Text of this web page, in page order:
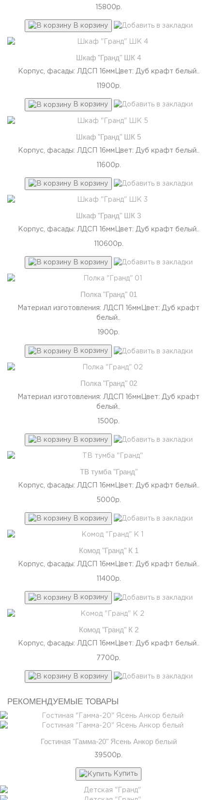
15800р.
В корзину
Шкаф "Гранд" ШК 4
Корпус, фасады: ЛДСП 16ммЦвет: Дуб крафт белый..
11900р.
В корзину
Шкаф "Гранд" ШК 5
Корпус, фасады: ЛДСП 16ммЦвет: Дуб крафт белый..
11600р.
В корзину
Шкаф "Гранд" ШК 3
Корпус, фасады: ЛДСП 16ммЦвет: Дуб крафт белый..
110600р.
В корзину
Полка "Гранд" 01
Материал изготовления: ЛДСП 16ммЦвет: Дуб крафт
белый..
1900р.
В корзину
Полка "Гранд" 02
Материал изготовления: ЛДСП 16ммЦвет: Дуб крафт
белый..
1500р.
В корзину
ТВ тумба "Гранд"
Корпус, фасады: ЛДСП 16ммЦвет: Дуб крафт белый..
5000р.
В корзину
Комод "Гранд" К 1
Корпус, фасады: ЛДСП 16ммЦвет: Дуб крафт белый..
11400р.
В корзину
Комод "Гранд" К 2
Корпус, фасады: ЛДСП 16ммЦвет: Дуб крафт белый..
7700р.
В корзину
РЕКОМЕНДУЕМЫЕ ТОВАРЫ
Гостиная "Гамма-20" Ясень Анкор белый
39500р.
Купить